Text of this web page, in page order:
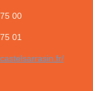
00
01